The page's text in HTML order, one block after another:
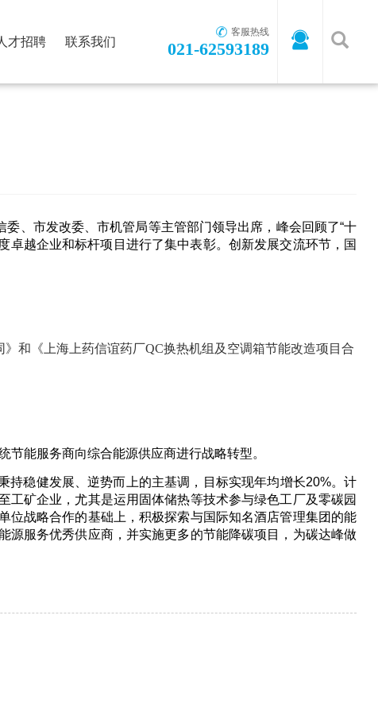
才招聘 联系我们
客服热线
021-62593189
、市发改委、市机管局等主管部门领导出席，峰会回顾了“十
卓越企业和标杆项目进行了集中表彰。创新发展交流环节，国
和《上海上药信谊药厂QC换热机组及空调箱节能改造项目合
能服务商向综合能源供应商进行战略转型。
持稳健发展、逆势而上的主基调 ，目标实现年均增长20%。计
矿企业，尤其是运用固体储热等技术参与绿色工厂及零碳园
位战略合作的基础上，积极探索与国际知名酒店管理集团的能
源服务优秀供应商，并实施更多的节能降碳项目，为碳达峰做